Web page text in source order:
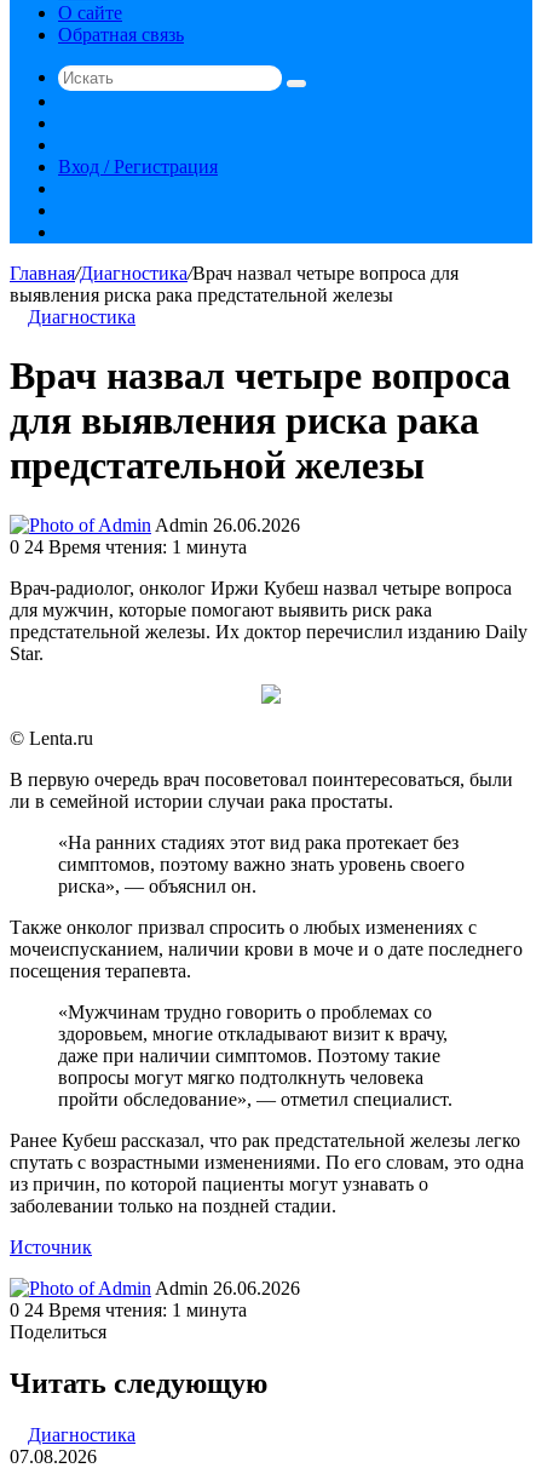
О сайте
Обратная связь
Искать
статья
Вход / Регистрация
Главная/Диагностика/Врач назвал четыре вопроса для
выявления риска рака предстательной железы
Диагностика
Врач назвал четыре вопроса
для выявления риска рака
предстательной железы
Admin Send
an
26.06.2026
0 24 Время чтения: 1 минута
Врач-радиолог, онколог Иржи Кубеш назвал четыре вопроса
для мужчин, которые помогают выявить риск рака
предстательной железы. Их доктор перечислил изданию Daily
Star.
© Lenta.ru
В первую очередь врач посоветовал поинтересоваться, были
ли в семейной истории случаи рака простаты.
«На ранних стадиях этот вид рака протекает без
симптомов, поэтому важно знать уровень своего
риска», — объяснил он.
Также онколог призвал спросить о любых изменениях с
мочеиспусканием, наличии крови в моче и о дате последнего
посещения терапевта.
«Мужчинам трудно говорить о проблемах со
здоровьем, многие откладывают визит к врачу,
даже при наличии симптомов. Поэтому такие
вопросы могут мягко подтолкнуть человека
пройти обследование», — отметил специалист.
Ранее Кубеш рассказал, что рак предстательной железы легко
спутать с возрастными изменениями. По его словам, это одна
из причин, по которой пациенты могут узнавать о
заболевании только на поздней стадии.
Источник
Admin Send
an
26.06.2026
0 24 Время чтения: 1 минута
Поделиться
через
электронную
Читать следующую
Диагностика
07.08.2026